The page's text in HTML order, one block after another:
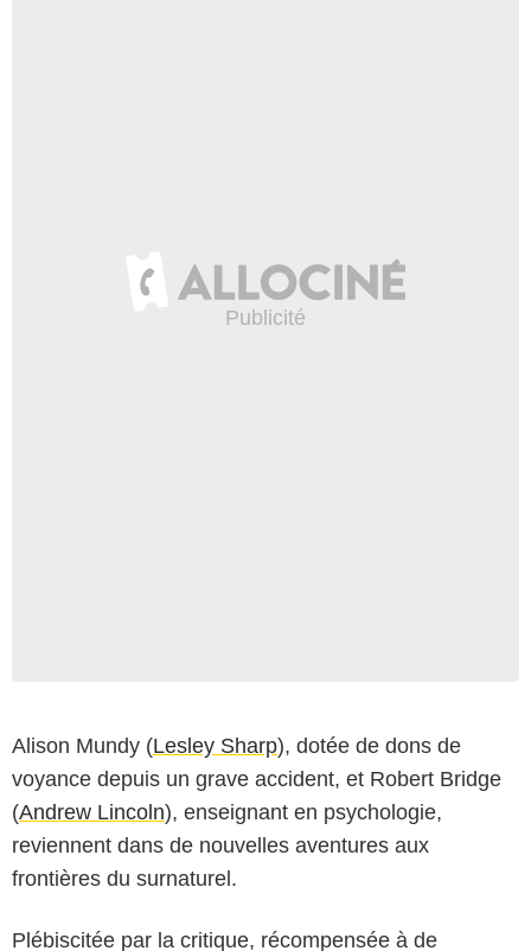
Alison Mundy (Lesley Sharp), dotée de dons de
voyance depuis un grave accident, et Robert Bridge
(Andrew Lincoln), enseignant en psychologie,
reviennent dans de nouvelles aventures aux
frontières du surnaturel.
Plébiscitée par la critique, récompensée à de